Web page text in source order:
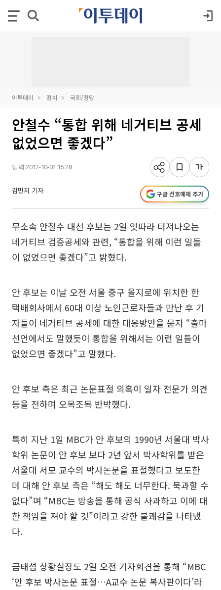
이투데이 정치 국회/정당
안철수 “통합 위해 네거티브 공세
없었으면 좋겠다”
입력 2012-10-02 15:28
김민지 기자 구글 선호매체 추가
무소속 안철수 대선 후보는 2일 잇따라 터져나오는
네거티브 검증공세와 관련, “통합을 위해 이런 일들
이 없었으면 좋겠다”고 밝혔다.
안 후보는 이날 오전 서울 중구 을지로에 위치한 한
택배회사에서 60대 이상 노인근로자들과 만난 후 기
자들이 네거티브 공세에 대한 대응방안을 묻자 “출마
선언에서도 말했듯이 통합을 위해서는 이런 일들이
없었으면 좋겠다”고 말했다.
안 후보 측은 최근 논문표절 의혹이 일자 전문가 의견
등을 전하며 오목조목 반박했다.
특히 지난 1일 MBC가 안 후보의 1990년 서울대 박사
학위 논문이 안 후보 보다 2년 앞서 박사학위를 받은
서울대 서모 교수의 박사논문을 표절했다고 보도한
데 대해 안 후보 측은 “해도 해도 너무한다. 묵과할 수
없다”며 “MBC는 방송을 통해 공식 사과하고 이에 대
한 책임을 져야 할 것”이라고 강한 불쾌감을 나타냈
다.
금태섭 상황실장도 2일 오전 기자회견을 통해 “MBC
‘안 후보 박사논문 표절…A교수 논문 복사판이다’라